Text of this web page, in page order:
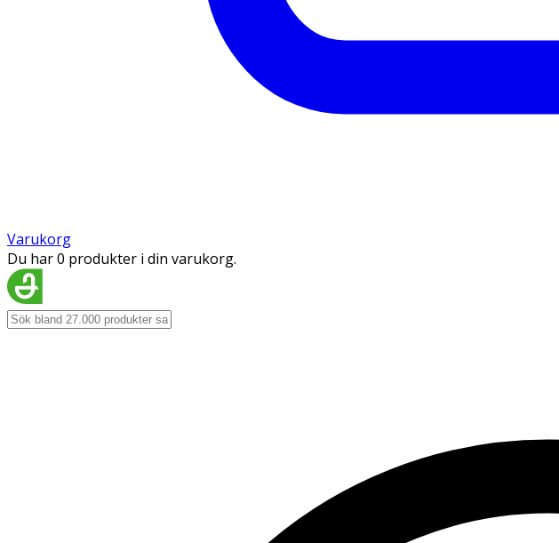
Varukorg
Du har 0 produkter i din varukorg.